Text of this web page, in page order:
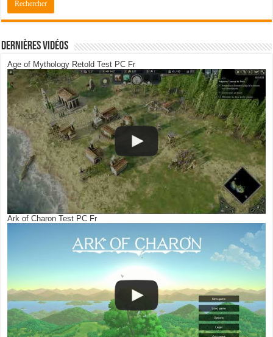
Dernières Vidéos
Age of Mythology Retold Test PC Fr
Ark of Charon Test PC Fr